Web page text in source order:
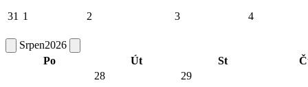
31 1 2 3 4
Srpen2026
Po
Út St
28
29